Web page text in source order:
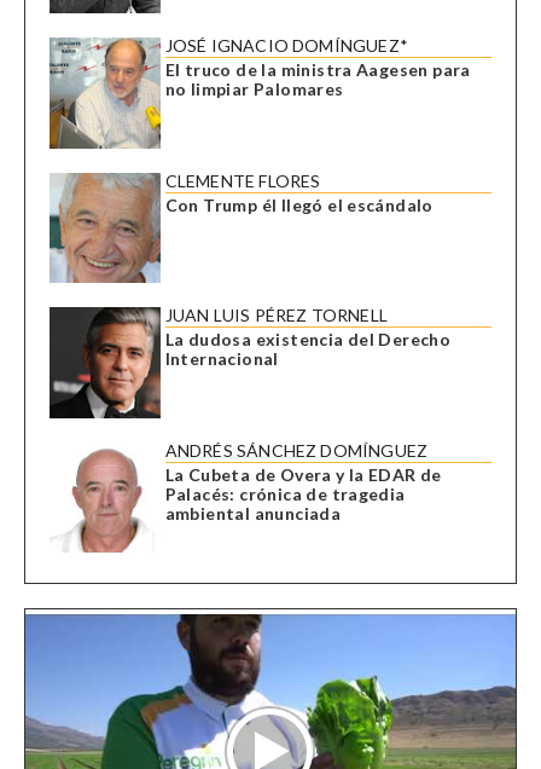
JOSÉ IGNACIO DOMÍNGUEZ*
El truco de la ministra Aagesen para
no limpiar Palomares
CLEMENTE FLORES
Con Trump él llegó el escándalo
JUAN LUIS PÉREZ TORNELL
La dudosa existencia del Derecho
Internacional
ANDRÉS SÁNCHEZ DOMÍNGUEZ
La Cubeta de Overa y la EDAR de
Palacés: crónica de tragedia
ambiental anunciada